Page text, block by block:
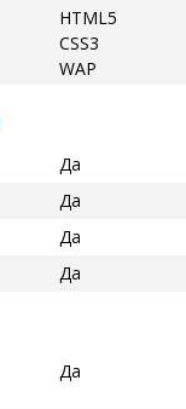
HTML5
CSS3
WAP
Да
Да
Да
Да
Да